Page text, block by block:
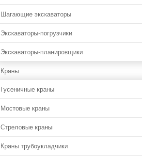
Шагающие экскаваторы
Экскаваторы-погрузчики
Экскаваторы-планировщики
Краны
Гусеничные краны
Мостовые краны
Стреловые краны
Краны трубоукладчики